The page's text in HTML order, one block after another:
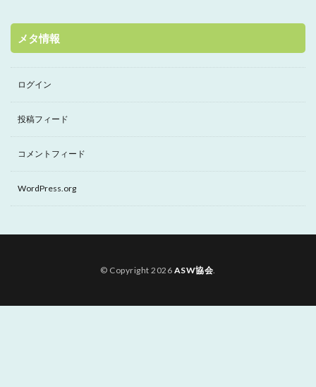
メタ情報
ログイン
投稿フィード
コメントフィード
WordPress.org
© Copyright 2026 ASW協会